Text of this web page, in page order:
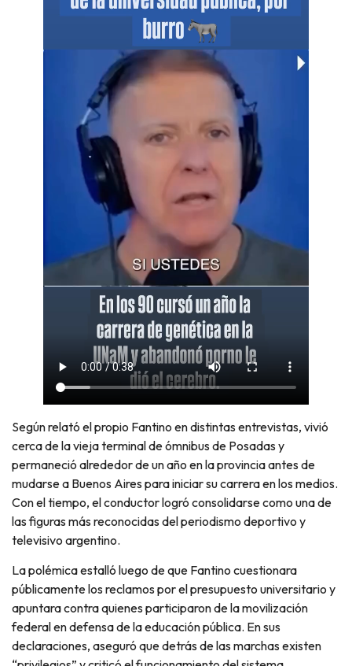
Según relató el propio Fantino en distintas entrevistas, vivió
cerca de la vieja terminal de ómnibus de Posadas y
permaneció alrededor de un año en la provincia antes de
mudarse a Buenos Aires para iniciar su carrera en los medios.
Con el tiempo, el conductor logró consolidarse como una de
las figuras más reconocidas del periodismo deportivo y
televisivo argentino.
La polémica estalló luego de que Fantino cuestionara
públicamente los reclamos por el presupuesto universitario y
apuntara contra quienes participaron de la movilización
federal en defensa de la educación pública. En sus
declaraciones, aseguró que detrás de las marchas existen